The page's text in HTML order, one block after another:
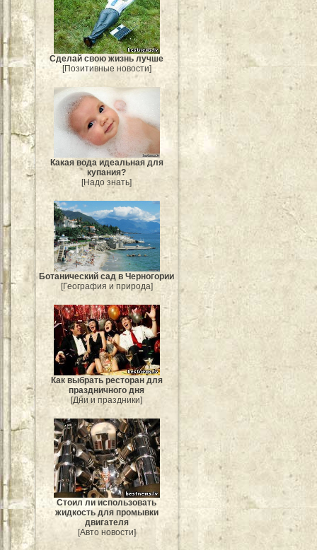
Сделай свою жизнь лучше
[Позитивные новости]
Какая вода идеальная для
купания?
[Надо знать]
Ботанический сад в Черногории
[География и природа]
Как выбрать ресторан для
праздничного дня
[Дни и праздники]
Стоил ли использовать
жидкость для промывки
двигателя
[Авто новости]